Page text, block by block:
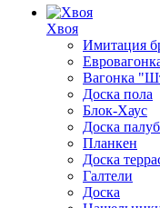
Хвоя
Имитация
Вагонка
Доска пола
Блок-Хаус
Доска
Планкен
Доска
Галтели
Доска